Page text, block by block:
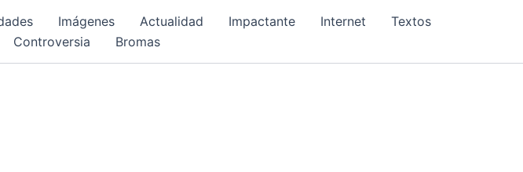
Imágenes Actualidad Impactante Internet
Textos
Controversia Bromas